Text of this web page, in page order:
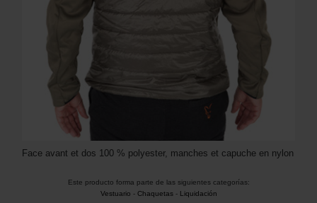
Face avant et dos 100 % polyester, manches et capuche en nylon
Este producto forma parte de las siguientes categorías:
Vestuario - Chaquetas- Liquidación